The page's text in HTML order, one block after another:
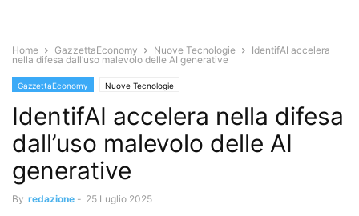
Home GazzettaEconomy Nuove Tecnologie
IdentifAI accelera
nella difesa dall’uso malevolo delle AI generative
GazzettaEconomy Nuove Tecnologie
IdentifAI accelera nella difesa
dall’uso malevolo delle AI
generative
By redazione - 25 Luglio 2025